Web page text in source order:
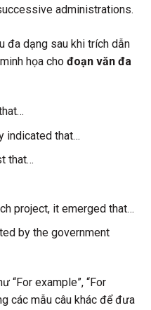
administrations.
đa dạng sau khi trích dẫn
họa cho đoạn văn đa
indicated that…
that…
project, it emerged that…
by the government
“For example”, “For
các mẫu câu khác để đưa